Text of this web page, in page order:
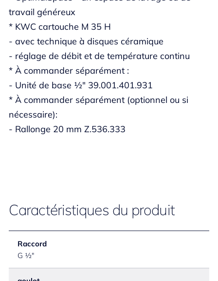
travail généreux
* KWC cartouche M 35 H
- avec technique à disques céramique
- réglage de débit et de température continu
* À commander séparément :
- Unité de base ½" 39.001.401.931
* À commander séparément (optionnel ou si
nécessaire):
- Rallonge 20 mm Z.536.333
Caractéristiques du produit
Raccord
G ½"